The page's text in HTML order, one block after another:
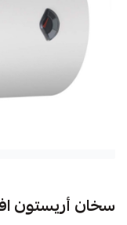
سخان أريستون